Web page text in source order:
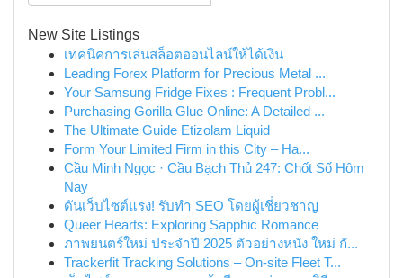
New Site Listings
เทคนิคการเล่นสล็อตออนไลน์ให้ได้เงิน
Leading Forex Platform for Precious Metal ...
Your Samsung Fridge Fixes : Frequent Probl...
Purchasing Gorilla Glue Online: A Detailed ...
The Ultimate Guide Etizolam Liquid
Form Your Limited Firm in this City – Ha...
Cầu Minh Ngọc · Cầu Bạch Thủ 247: Chốt Số Hôm
Nay
ดันเว็บไซต์แรง! รับทำ SEO โดยผู้เชี่ยวชาญ
Queer Hearts: Exploring Sapphic Romance
ภาพยนตร์ใหม่ ประจำปี 2025 ตัวอย่างหนัง ใหม่ กั...
Trackerfit Tracking Solutions – On-site Fleet T...